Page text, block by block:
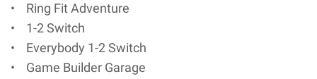
• Ring Fit Adventure
• 1-2 Switch
• Everybody 1-2 Switch
• Game Builder Garage